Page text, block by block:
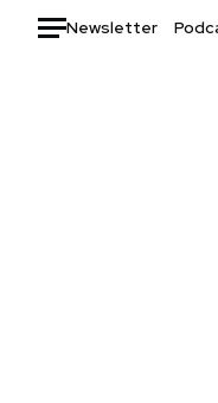
Newsletter